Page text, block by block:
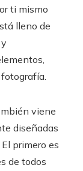
ti mismo
lleno de
viene
diseñadas
primero es
de todos